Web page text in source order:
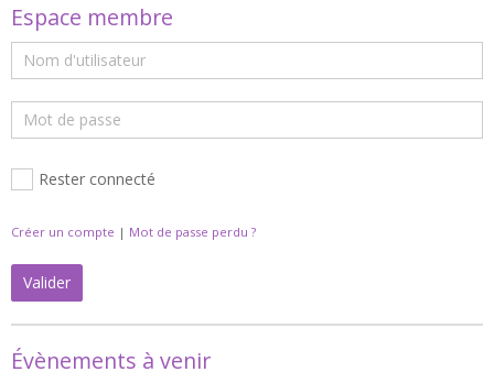
Espace membre
Rester connecté
Créer un compte | Mot de passe perdu ?
Valider
Évènements à venir